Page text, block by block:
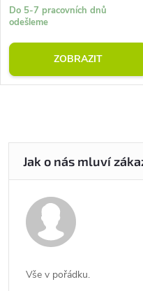
Do 5-7 pracovních dnů
odešleme
ZOBRAZIT
Vše v pořádku.